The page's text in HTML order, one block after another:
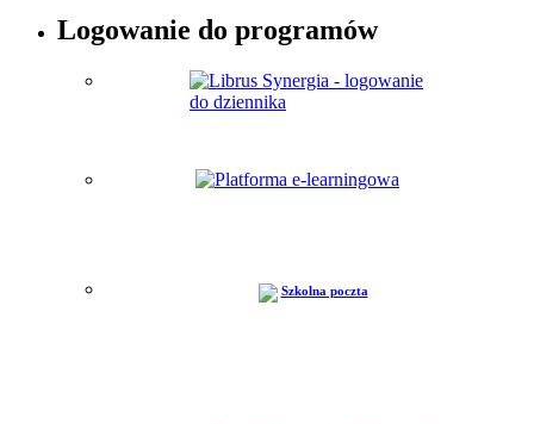
Logowanie do programów